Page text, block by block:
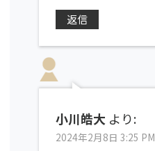
返信
小川皓大 より:
2024年2月8日 3:25 PM